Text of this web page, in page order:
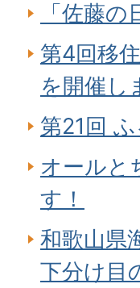
「佐藤
第4回移
を開催し
第21回
オールと
す！
和歌山県
下分け目